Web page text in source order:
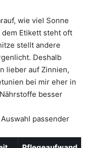
wie viel Sonne
Etikett steht oft
stellt andere
Deshalb
lieber auf Zinnien,
bei mir eher in
besser
passender